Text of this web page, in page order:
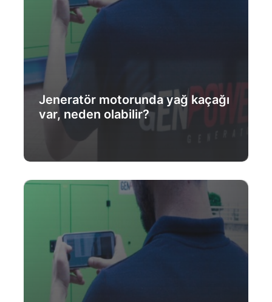
Jeneratör motorunda yağ kaçağı
var, neden olabilir?
Daha Fazlası